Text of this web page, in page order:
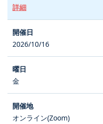
詳細
2026/10/16
金
オンライン(Zoom)